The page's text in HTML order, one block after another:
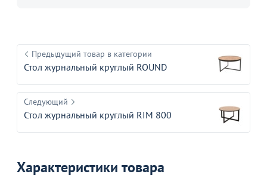
Предыдущий товар в категории
Стол журнальный круглый ROUND
Следующий
Стол журнальный круглый RIM 800
Характеристики товара